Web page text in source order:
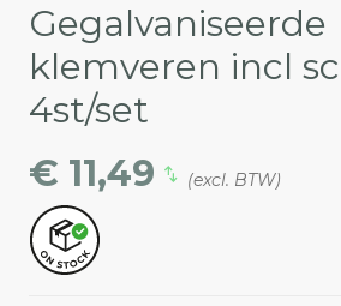
Gegalvaniseerde
klemveren incl
4st/set
€ 11,49
(excl. BTW)